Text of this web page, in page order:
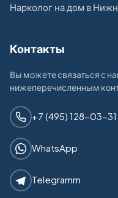
Нарколог на дом в
Контакты
Вы можете связаться с
нижеперечисленным
+7 (495) 128-03-31
WhatsApp
Telegramm